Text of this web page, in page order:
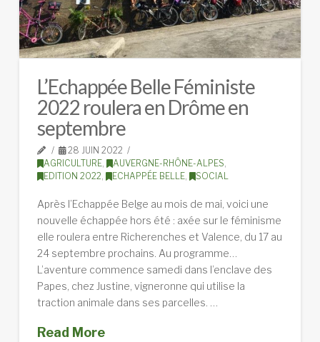
L’Echappée Belle Féministe
2022 roulera en Drôme en
septembre
28 JUIN 2022
AGRICULTURE, AUVERGNE-RHÔNE-ALPES,
EDITION 2022, ECHAPPÉE BELLE, SOCIAL
Après l’Echappée Belge au mois de mai, voici une
nouvelle échappée hors été : axée sur le féminisme
elle roulera entre Richerenches et Valence, du 17 au
24 septembre prochains. Au programme…
L’aventure commence samedi dans l’enclave des
Papes, chez Justine, vigneronne qui utilise la
traction animale dans ses parcelles. …
Read More